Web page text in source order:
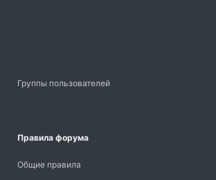
Группы пользователей
Правила форума
Общие правила